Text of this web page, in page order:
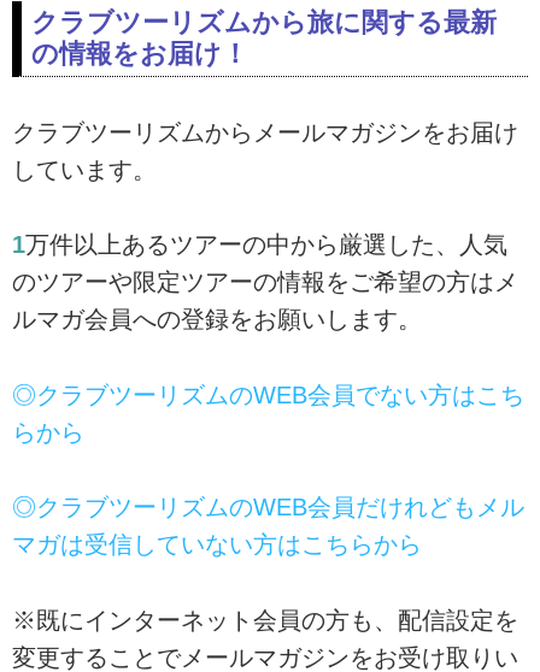
ァ、カンクン、テオティワカン、
セノーテ、マヤ遺跡など有名なメ
キシコ観光地からトラベルインフ
クラブツーリズムから旅に関する最新
の情報をお届け！
クラブツーリズムからメールマガジンをお届け
しています。
1万件以上あるツアーの中から厳選した、人気
のツアーや限定ツアーの情報をご希望の方はメ
ルマガ会員への登録をお願いします。
◎クラブツーリズムのWEB会員でない方はこち
らから
◎クラブツーリズムのWEB会員だけれどもメル
マガは受信していない方はこちらから
※既にインターネット会員の方も、配信設定を
変更することでメールマガジンをお受け取りい